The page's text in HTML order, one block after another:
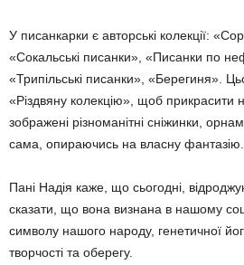
У писанкарки є авторські колекції:
«Сокальські писан­ки», «Писанки по
«Трипільські писанки», «Берегиня».
«Різдвяну колекцію», щоб прикрасити
зображені різноманітні сніжинки,
сама, опираючись на влас­ну фантазію.
Пані Надія каже, що сьогодні,
сказати, що вона визнана в нашому
символу нашого народу, генетичної
творчості та оберегу.